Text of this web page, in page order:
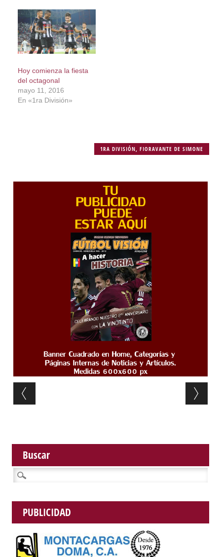
Hoy comienza la fiesta
del octagonal
mayo 11, 2016
En «1ra División»
1RA DIVISIÓN,FIORAVANTE DE SIMONE
Post navigation
Buscar
Buscar:
PUBLICIDAD